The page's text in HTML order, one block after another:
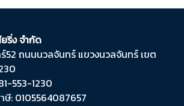
ริ่ง จำกัด
​52 ถนน​นวลจันทร์​ แขวง​นวลจันทร์​ เขต​
553-1230
ษี: 0105564087657